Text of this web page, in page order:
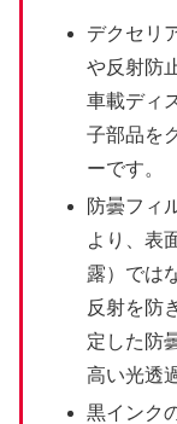
デクセリ
や反射防
車載ディ
子部品を
ーです。
防曇フィ
より、表
露）では
反射を防
定した防
高い光透
黒インク